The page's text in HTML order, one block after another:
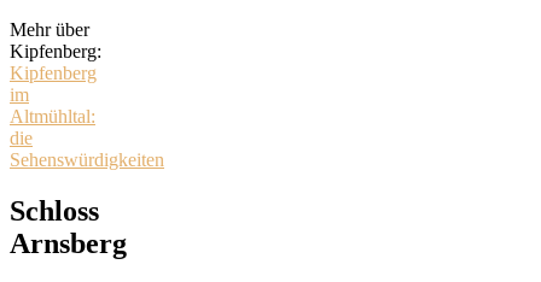
Mehr über
Kipfenberg:
Kipfenberg
im
Altmühltal:
die
Sehenswürdigkeiten
Schloss
Arnsberg